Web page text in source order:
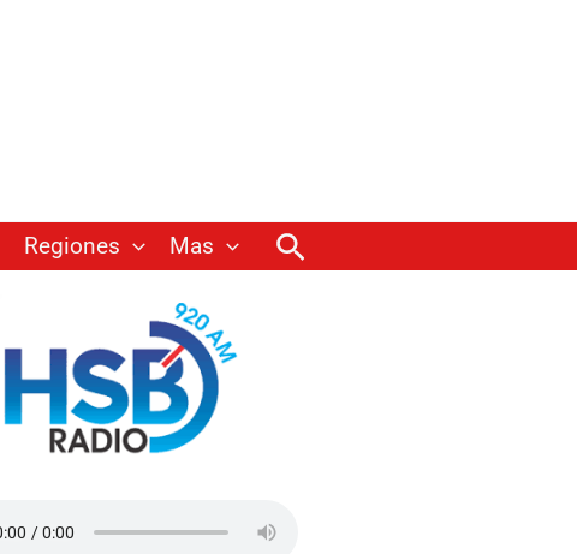
Regiones Mas Buscar